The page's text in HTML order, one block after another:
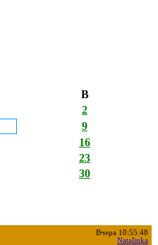
В
2
9
16
23
30
Вчера 10:55:48
Natalinka